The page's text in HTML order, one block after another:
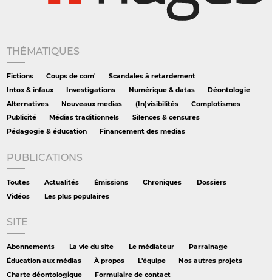
THÉMATIQUES
Fictions Coups de com'
Scandales à retardement
Intox & infaux
Investigations Numérique & datas
Déontologie
Alternatives
Nouveaux medias (In)visibilités
Complotismes
Publicité
Médias traditionnels
Silences & censures
Pédagogie & éducation
Financement des medias
PUBLICATIONS
Toutes Actualités Émissions Chroniques
Dossiers
Vidéos
Les plus populaires
SITE
Abonnements La vie du site Le médiateur
Parrainage
Éducation aux médias
À propos L'équipe
Nos autres projets
Charte déontologique
Formulaire de contact